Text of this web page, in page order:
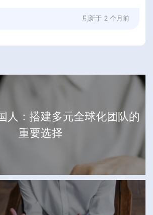
刷新于 2 个月前
人：搭建多元全球化团队的
重要选择